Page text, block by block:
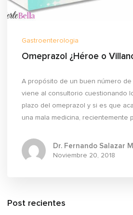
Gastroenterologia
Omeprazol ¿Héroe o
A propósito de un buen número
viene al consultorio cuestionando
plazo del omeprazol y si es que
una mala medicina, recientemente
Dr. Fernando Salazar
Noviembre 20, 2018
Post recientes